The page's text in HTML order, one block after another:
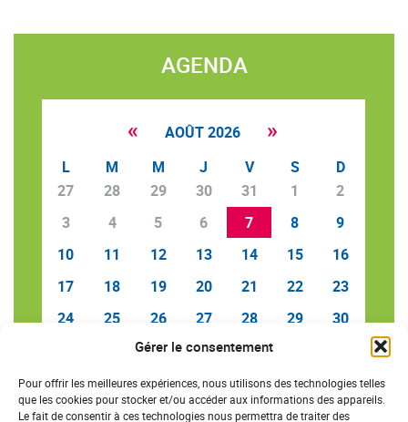
Gérer le consentement
Pour offrir les meilleures expériences, nous utilisons des technologies telles
que les cookies pour stocker et/ou accéder aux informations des appareils.
Le fait de consentir à ces technologies nous permettra de traiter des
AGENDA
« AOÛT 2026 »
L M M J V S
D
27
28 29 30 31 1
2
3
4 5 6 7 8
9
10
11 12 13 14 15
16
17
18 19 20 21 22
23
24
25 26 27 28 29
30
2 3 4